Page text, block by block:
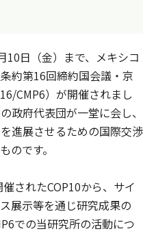
日（金）まで、メキシコ
約第16回締約国会議・京
CMP6）が開催されまし
政府代表団が一堂に会し、
進展させるための国際交渉
のです。
されたCOP10から、サイ
展示等を通じ研究成果の
での当研究所の活動につ